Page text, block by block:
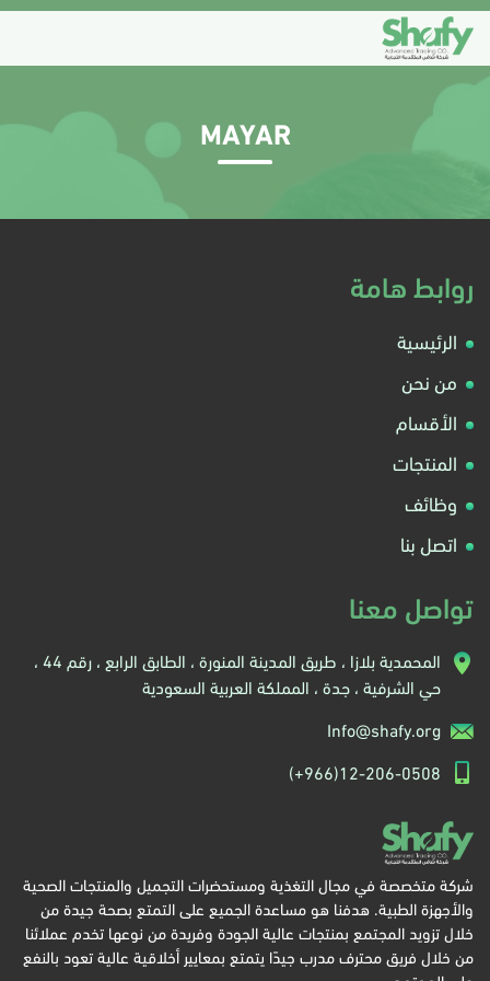
MAYAR
روابط هامة
الرئيسية
من نحن
الأقسام
المنتجات
وظائف
اتصل بنا
تواصل معنا
المحمدية بلازا ، طريق المدينة المنورة ، الطابق الرابع ، رقم 44 ،
حي الشرفية ، جدة ، المملكة العربية السعودية
Info@shafy.org
(+966)12-206-0508
شركة متخصصة في مجال التغذية ومستحضرات التجميل والمنتجات الصحية
والأجهزة الطبية. هدفنا هو مساعدة الجميع على التمتع بصحة جيدة من
خلال تزويد المجتمع بمنتجات عالية الجودة وفريدة من نوعها تخدم عملائنا
من خلال فريق محترف مدرب جيدًا يتمتع بمعايير أخلاقية عالية تعود بالنفع